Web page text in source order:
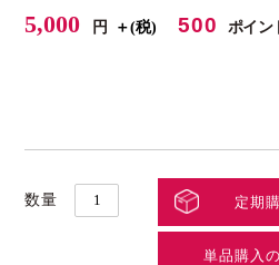
5,000 円 ＋(税) 500 ポイン
数量 定期
単品購入